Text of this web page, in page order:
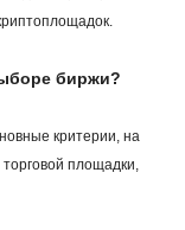
биржи?
критерии, на
площадки,